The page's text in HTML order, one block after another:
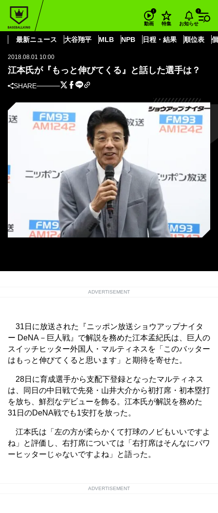
動画 特集 お知らせ
最新ニュース 大谷翔平 MLB NPB 日程・結果 順位表
BASEBALL KING
江本氏が『もっと伸びてくる』と話した選手は？
読売ジャイアンツ
2018.08.01 10:00
江本氏が『もっと伸びてくる』と話した選手は？
SHARE
ADVERTISEMENT
31日に放送された『ニッポン放送ショウアップナイタ
ー DeNA－巨人戦』で解説を務めた江本孟紀氏は、巨人の
スイッチヒッター外国人・マルティネスを「このバッター
はもっと伸びてくると思います」と期待を寄せた。
28日に育成選手から支配下登録となったマルティネス
は、同日の中日戦で先発・山井大介から初打席・初本塁打
を放ち、鮮烈なデビューを飾る。江本氏が解説を務めた
31日のDeNA戦でも1安打を放った。
江本氏は「左の方が柔らかくて打球のノビもいいですよ
ね」と評価し、右打席については「右打席はそんなにパワ
ーヒッターじゃないですよね」と語った。
ADVERTISEMENT